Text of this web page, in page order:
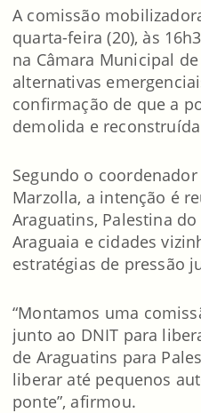
A comissão
quarta-feira (20), às
na Câmara Municipal
alternativas
confirmação de que a
demolida e
Segundo o
Marzolla, a intenção é
Araguatins, Palestina
Araguaia e cidades
estratégias de pressão
“Montamos uma
junto ao DNIT para
de Araguatins para
liberar até pequenos
ponte”, afirmou.